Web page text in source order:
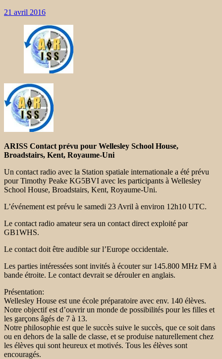
21 avril 2016
ARISS Contact prévu pour Wellesley School House,
Broadstairs, Kent, Royaume-Uni
Un contact radio avec la Station spatiale internationale a été prévu
pour Timothy Peake KG5BVI avec les participants à Wellesley
School House, Broadstairs, Kent, Royaume-Uni.
L’événement est prévu le samedi 23 Avril à environ 12h10 UTC.
Le contact radio amateur sera un contact direct exploité par
GB1WHS.
Le contact doit être audible sur l’Europe occidentale.
Les parties intéressées sont invités à écouter sur 145.800 MHz FM à
bande étroite. Le contact devrait se dérouler en anglais.
Présentation:
Wellesley House est une école préparatoire avec env. 140 élèves.
Notre objectif est d’ouvrir un monde de possibilités pour les filles et
les garçons âgés de 7 à 13.
Notre philosophie est que le succès suive le succès, que ce soit dans
ou en dehors de la salle de classe, et se produise naturellement chez
les élèves qui sont heureux et motivés. Tous les élèves sont
encouragés.